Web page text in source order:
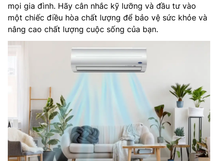
mọi gia đình. Hãy cân nhắc kỹ lưỡng và đầu tư vào
một chiếc điều hòa chất lượng để bảo vệ sức khỏe và
nâng cao chất lượng cuộc sống của bạn.